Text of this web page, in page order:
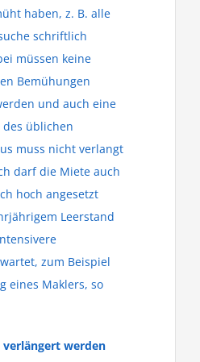
haben, z. B. alle
schriftlich
müssen keine
Bemühungen
und auch eine
üblichen
muss nicht verlangt
darf die Miete auch
hoch angesetzt
Leerstand
zum Beispiel
eines Maklers, so
werden